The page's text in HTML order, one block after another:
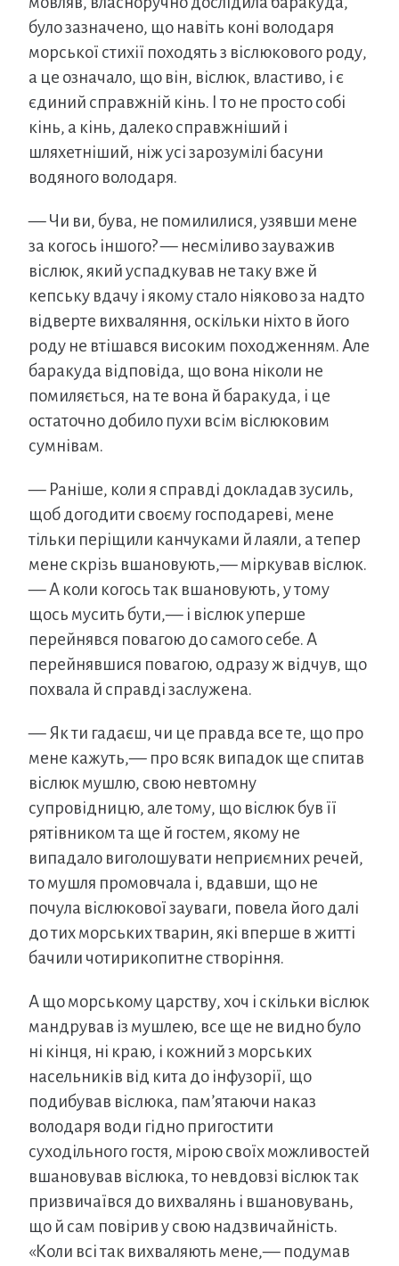
було зазначено, що навіть коні володаря
морської стихії походять з віслюкового роду,
а це означало, що він, віслюк, властиво, і є
єдиний справжній кінь. І то не просто собі
кінь, а кінь, далеко справжніший і
шляхетніший, ніж усі зарозумілі басуни
водяного володаря.
— Чи ви, бува, не помилилися, узявши мене
за когось іншого? — несміливо зауважив
віслюк, який успадкував не таку вже й
кепську вдачу і якому стало ніяково за надто
відверте вихваляння, оскільки ніхто в його
роду не втішався високим походженням. Але
баракуда відповіда, що вона ніколи не
помиляється, на те вона й баракуда, і це
остаточно добило пухи всім віслюковим
сумнівам.
— Раніше, коли я справді докладав зусиль,
щоб догодити своєму господареві, мене
тільки періщили канчуками й лаяли, а тепер
мене скрізь вшановують,— міркував віслюк.
— А коли когось так вшановують, у тому
щось мусить бути,— і віслюк уперше
перейнявся повагою до самого себе. А
перейнявшися повагою, одразу ж відчув, що
похвала й справді заслужена.
— Як ти гадаєш, чи це правда все те, що про
мене кажуть,— про всяк випадок ще спитав
віслюк мушлю, свою невтомну
супровідницю, але тому, що віслюк був її
рятівником та ще й гостем, якому не
випадало виголошувати неприємних речей,
то мушля промовчала і, вдавши, що не
почула віслюкової зауваги, повела його далі
до тих морських тварин, які вперше в житті
бачили чотирикопитне створіння.
А що морському царству, хоч і скільки віслюк
мандрував із мушлею, все ще не видно було
ні кінця, ні краю, і кожний з морських
насельників від кита до інфузорії, що
подибував віслюка, пам’ятаючи наказ
володаря води гідно пригостити
суходільного гостя, мірою своїх можливостей
вшановував віслюка, то невдовзі віслюк так
призвичаївся до вихвалянь і вшановувань,
що й сам повірив у свою надзвичайність.
«Коли всі так вихваляють мене,— подумав